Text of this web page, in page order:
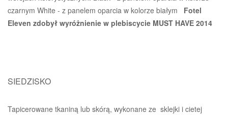
czarnym White - z panelem oparcia w kolorze białym Fotel
Eleven zdobył wyróżnienie w plebiscycie MUST HAVE 2014
SIEDZISKO
Tapicerowane tkaniną lub skórą, wykonane ze sklejki i cietej